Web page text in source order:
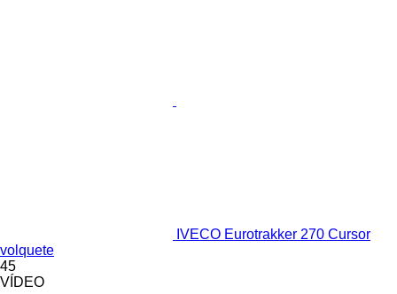
IVECO Eurotrakker 270 Cursor
volquete
45
VÍDEO